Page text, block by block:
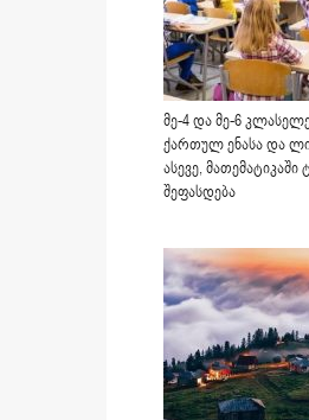
მე-4 და მე-6
ქართულ ენასა და
ასევე,
შეფასდება